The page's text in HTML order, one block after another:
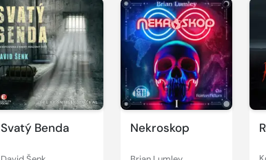
Svatý Benda
Přehrát
ukázku
Nekroskop
Přehrát
ukázku